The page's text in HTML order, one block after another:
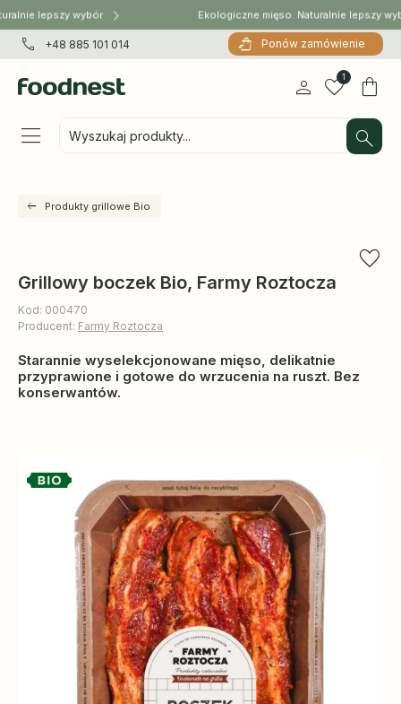
lepszy wybór Ekologiczne mięso. Naturalnie lepszy
+48 885 101 014 Ponów zamówienie
Wyszukaj produkty...
1
Produkty grillowe Bio
Grillowy boczek Bio, Farmy Roztocza
Kod: 000470
Producent: Farmy Roztocza
Starannie wyselekcjonowane mięso, delikatnie
przyprawione i gotowe do wrzucenia na ruszt. Bez
konserwantów.